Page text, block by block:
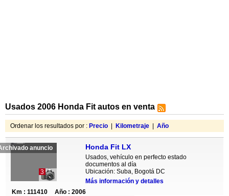
Usados 2006 Honda Fit autos en venta
Ordenar los resultados por : Precio Kilometraje Año
anuncio
3
Honda Fit LX
Usados, vehículo en perfecto estado
documentos al día
Ubicación: Suba, Bogotá DC
Más información y detalles
Km : 111410
Año : 2006